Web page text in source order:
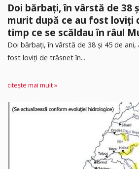
Doi bărbați, în vârstă de 38
murit după ce au fost loviți
timp ce se scăldau în râul
Doi bărbați, în vârstă de 38 și 45 de
fost loviți de trăsnet în...
citește mai mult »